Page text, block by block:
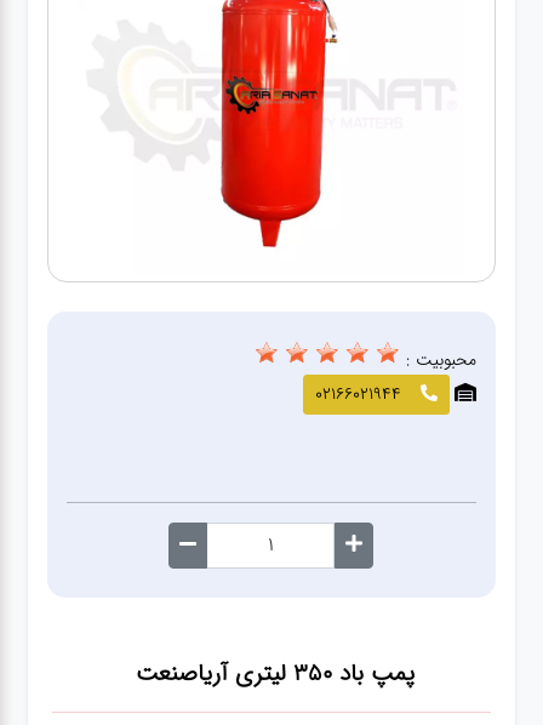
دیاگ
صافکاری
و نقاشی
کارواش
فنی
پمپ باد ۳۵۰ لیتری آریاصنعت
محبوبیت :
02166021944